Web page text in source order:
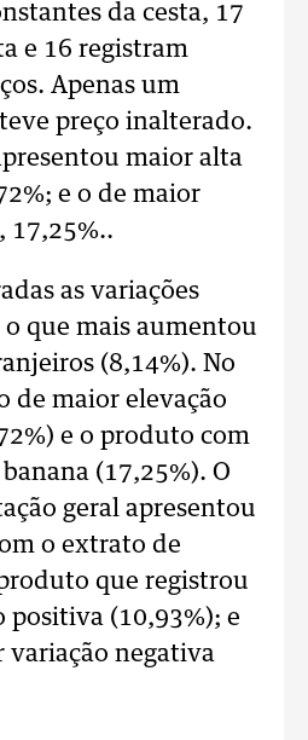
da cesta, 17
e 16 registram
Apenas um
preço inalterado.
maior alta
e o de maior
17,25%..
as variações
que mais aumentou
(8,14%). No
de maior elevação
e o produto com
(17,25%). O
geral apresentou
o extrato de
que registrou
positiva (10,93%); e
variação negativa